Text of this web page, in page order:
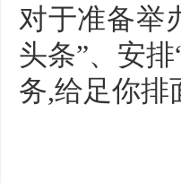
对于准备举
头条”、安
务,给足你排